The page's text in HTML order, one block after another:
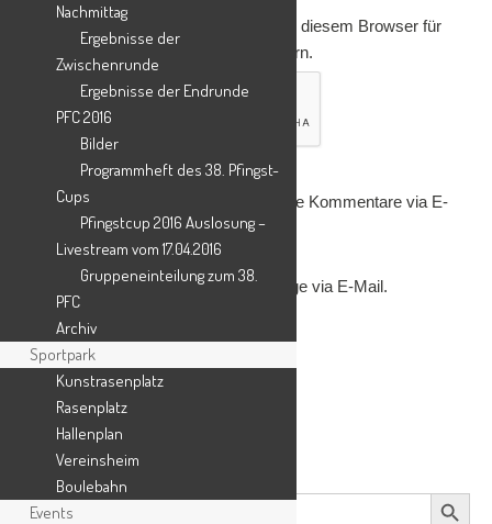
Name, E-Mail-Adresse und Website in diesem Browser für
meinen nächsten Kommentar speichern.
Benachrichtige mich über nachfolgende Kommentare via E-
Benachrichtige mich über neue Beiträge via E-Mail.
Suche
Search
for:
Search Button
Nachmittag
Ergebnisse der
Zwischenrunde
Ergebnisse der Endrunde
PFC 2016
Bilder
Programmheft des 38. Pfingst-
Cups
Pfingstcup 2016 Auslosung –
Livestream vom 17.04.2016
Gruppeneinteilung zum 38.
PFC
Archiv
Sportpark
Kunstrasenplatz
Rasenplatz
Hallenplan
Vereinsheim
Boulebahn
Events